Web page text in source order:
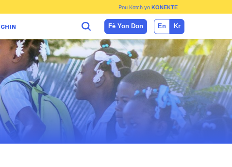
Pou Kotch yo KONEKTE
Fè Yon Don En Kr